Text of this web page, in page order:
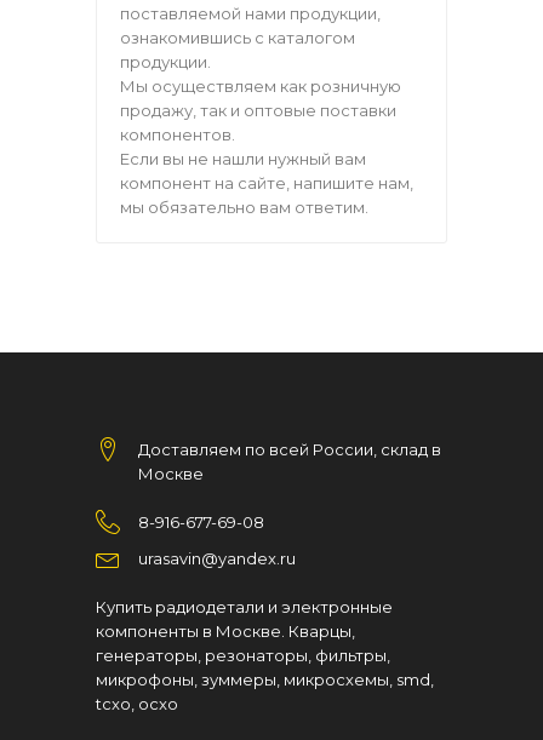
поставляемой нами продукции,
ознакомившись с каталогом
продукции.
Мы осуществляем как розничную
продажу, так и оптовые поставки
компонентов.
Если вы не нашли нужный вам
компонент на сайте, напишите нам,
мы обязательно вам ответим.
Доставляем по всей России, склад в
Москве
8-916-677-69-08
urasavin@yandex.ru
Купить радиодетали и электронные
компоненты в Москве. Кварцы,
генераторы, резонаторы, фильтры,
микрофоны, зуммеры, микросхемы, smd,
tcxo, ocxo